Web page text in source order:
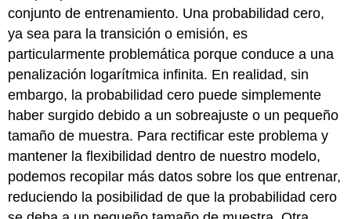
conjunto de entrenamiento. Una probabilidad cero,
ya sea para la transición o emisión, es
particularmente problemática porque conduce a una
penalización logarítmica infinita. En realidad, sin
embargo, la probabilidad cero puede simplemente
haber surgido debido a un sobreajuste o un pequeño
tamaño de muestra. Para rectificar este problema y
mantener la flexibilidad dentro de nuestro modelo,
podemos recopilar más datos sobre los que entrenar,
reduciendo la posibilidad de que la probabilidad cero